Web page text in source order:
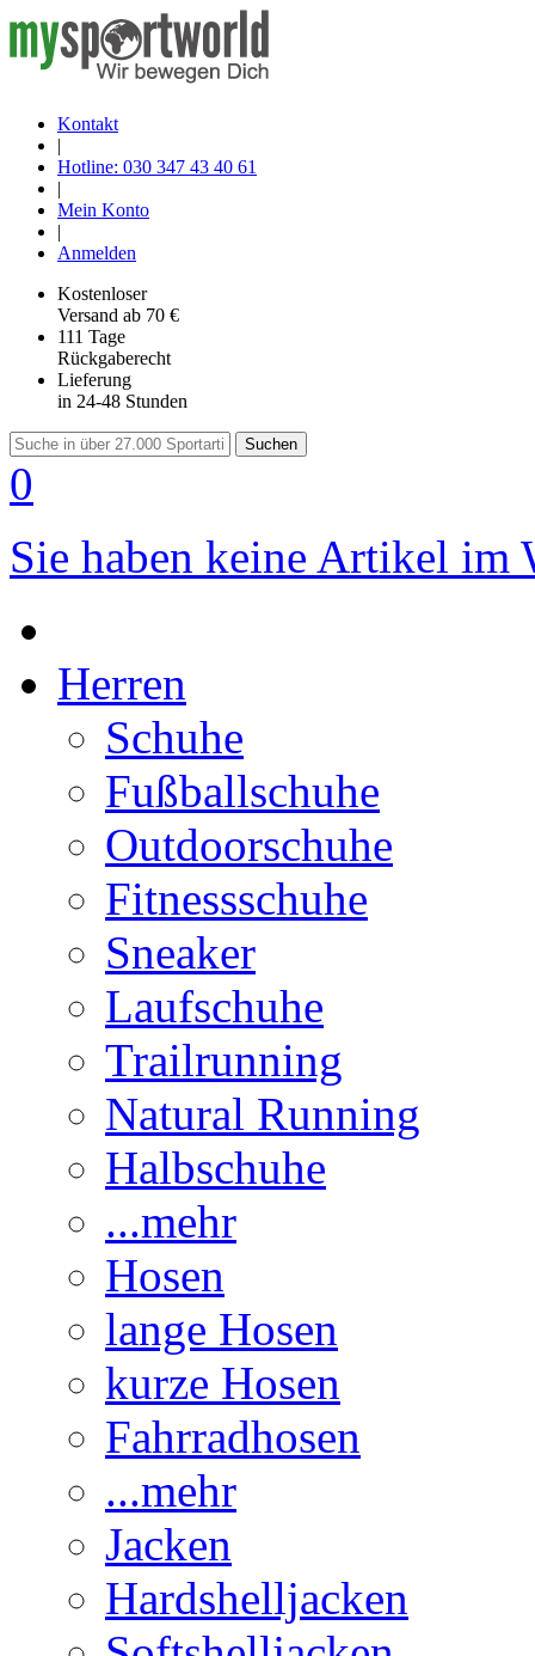
Kontakt
|
Hotline: 030 347 43 40 61
|
Mein Konto
|
Anmelden
Kostenloser
Versand ab 70 €
111 Tage
Rückgaberecht
Lieferung
in 24-48 Stunden
Suchen
0
Sie haben keine Artikel im
Herren
Schuhe
Fußballschuhe
Outdoorschuhe
Fitnessschuhe
Sneaker
Laufschuhe
Trailrunning
Natural Running
Halbschuhe
...mehr
Hosen
lange Hosen
kurze Hosen
Fahrradhosen
...mehr
Jacken
Hardshelljacken